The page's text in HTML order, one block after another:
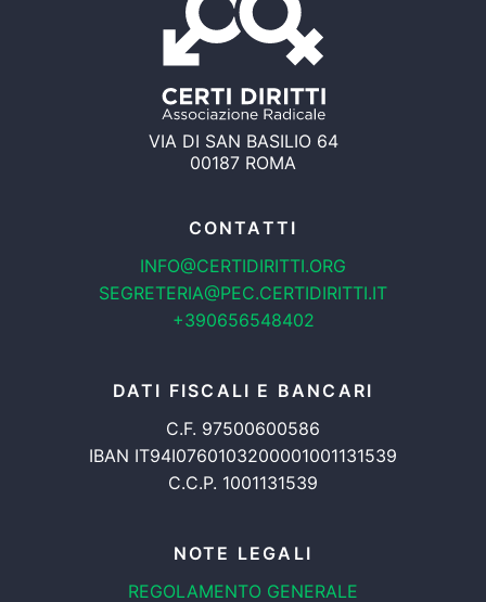
VIA DI SAN BASILIO 64
00187 ROMA
CONTATTI
INFO@CERTIDIRITTI.ORG
SEGRETERIA@PEC.CERTIDIRITTI.IT
+390656548402
DATI FISCALI E BANCARI
C.F. 97500600586
IBAN IT94I0760103200001001131539
C.C.P. 1001131539
NOTE LEGALI
REGOLAMENTO GENERALE